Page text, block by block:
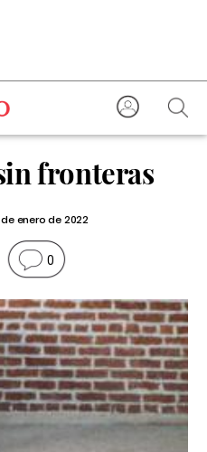
fronteras
enero de 2022
0